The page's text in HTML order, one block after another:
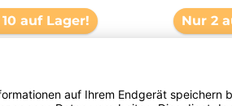
auf Lager! Nur 2